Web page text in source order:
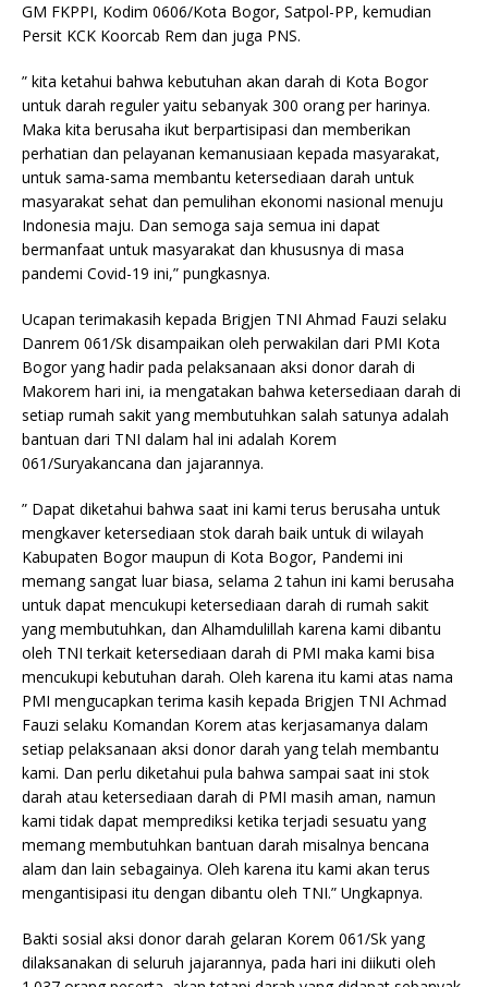
GM FKPPI, Kodim 0606/Kota Bogor, Satpol-PP, kemudian
Persit KCK Koorcab Rem dan juga PNS.
” kita ketahui bahwa kebutuhan akan darah di Kota Bogor
untuk darah reguler yaitu sebanyak 300 orang per harinya.
Maka kita berusaha ikut berpartisipasi dan memberikan
perhatian dan pelayanan kemanusiaan kepada masyarakat,
untuk sama-sama membantu ketersediaan darah untuk
masyarakat sehat dan pemulihan ekonomi nasional menuju
Indonesia maju. Dan semoga saja semua ini dapat
bermanfaat untuk masyarakat dan khususnya di masa
pandemi Covid-19 ini,” pungkasnya.
Ucapan terimakasih kepada Brigjen TNI Ahmad Fauzi selaku
Danrem 061/Sk disampaikan oleh perwakilan dari PMI Kota
Bogor yang hadir pada pelaksanaan aksi donor darah di
Makorem hari ini, ia mengatakan bahwa ketersediaan darah di
setiap rumah sakit yang membutuhkan salah satunya adalah
bantuan dari TNI dalam hal ini adalah Korem
061/Suryakancana dan jajarannya.
” Dapat diketahui bahwa saat ini kami terus berusaha untuk
mengkaver ketersediaan stok darah baik untuk di wilayah
Kabupaten Bogor maupun di Kota Bogor, Pandemi ini
memang sangat luar biasa, selama 2 tahun ini kami berusaha
untuk dapat mencukupi ketersediaan darah di rumah sakit
yang membutuhkan, dan Alhamdulillah karena kami dibantu
oleh TNI terkait ketersediaan darah di PMI maka kami bisa
mencukupi kebutuhan darah. Oleh karena itu kami atas nama
PMI mengucapkan terima kasih kepada Brigjen TNI Achmad
Fauzi selaku Komandan Korem atas kerjasamanya dalam
setiap pelaksanaan aksi donor darah yang telah membantu
kami. Dan perlu diketahui pula bahwa sampai saat ini stok
darah atau ketersediaan darah di PMI masih aman, namun
kami tidak dapat memprediksi ketika terjadi sesuatu yang
memang membutuhkan bantuan darah misalnya bencana
alam dan lain sebagainya. Oleh karena itu kami akan terus
mengantisipasi itu dengan dibantu oleh TNI.” Ungkapnya.
Bakti sosial aksi donor darah gelaran Korem 061/Sk yang
dilaksanakan di seluruh jajarannya, pada hari ini diikuti oleh